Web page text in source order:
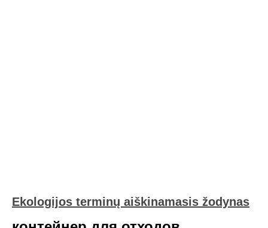
Ekologijos terminų aiškinamasis žodynas